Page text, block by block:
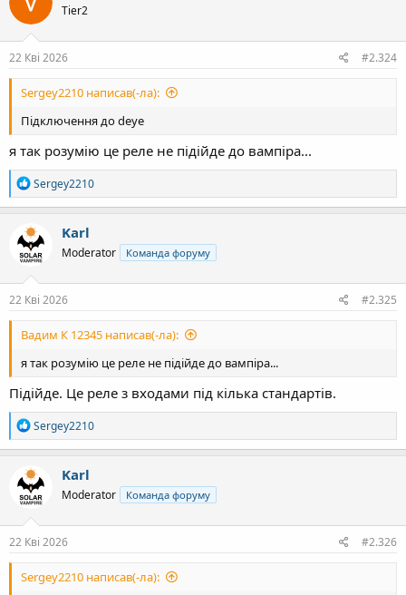
Tier2
22 Кві 2026 #2.324
Sergey2210 написав(-ла):
Підключення до deye
я так розумію це реле не підійде до вампіра...
Р
е
а
к
ц
і
:
Sergey2210
Karl
Moderator Команда форуму
22 Кві 2026 #2.325
Вадим К 12345 написав(-ла):
я так розумію це реле не підійде до вампіра...
Підійде. Це реле з входами під кілька стандартів.
Р
е
а
к
ц
і
:
Sergey2210
Karl
Moderator Команда форуму
22 Кві 2026 #2.326
Sergey2210 написав(-ла):